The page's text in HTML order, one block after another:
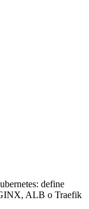
define
ALB o Traefik